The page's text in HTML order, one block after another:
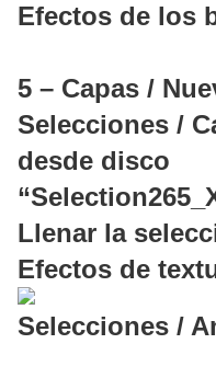
Efectos de los
5 – Capas /
Selecciones /
desde disco
Llenar la
Efectos de
Selecciones /